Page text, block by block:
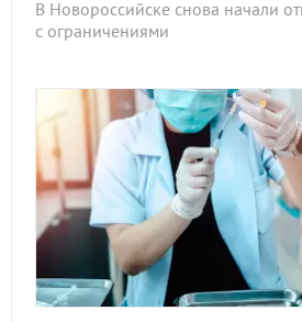
В Новороссийске снова начали
с ограничениями